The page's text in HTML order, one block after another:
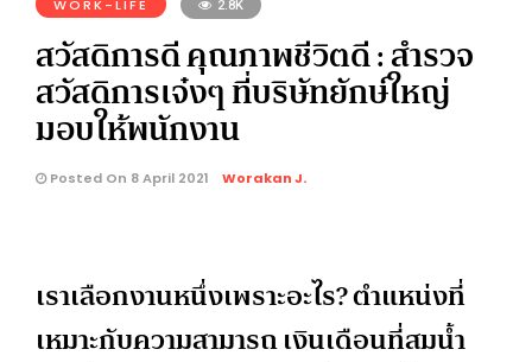
WORK-LIFE 2.8K
สวัสดิการดี คุณภาพชีวิตดี : สำรวจ
สวัสดิการเจ๋งๆ ที่บริษัทยักษ์ใหญ่
มอบให้พนักงาน
Posted On 8 April 2021 Worakan J.
เราเลือกงานหนึ่งเพราะอะไร? ตำแหน่งที่
เหมาะกับความสามารถ เงินเดือนที่สมน้ำ